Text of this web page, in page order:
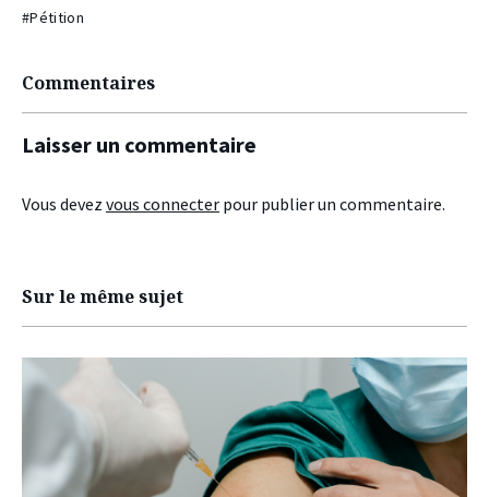
#Pétition
Commentaires
Laisser un commentaire
Vous devez vous connecter pour publier un commentaire.
Sur le même sujet